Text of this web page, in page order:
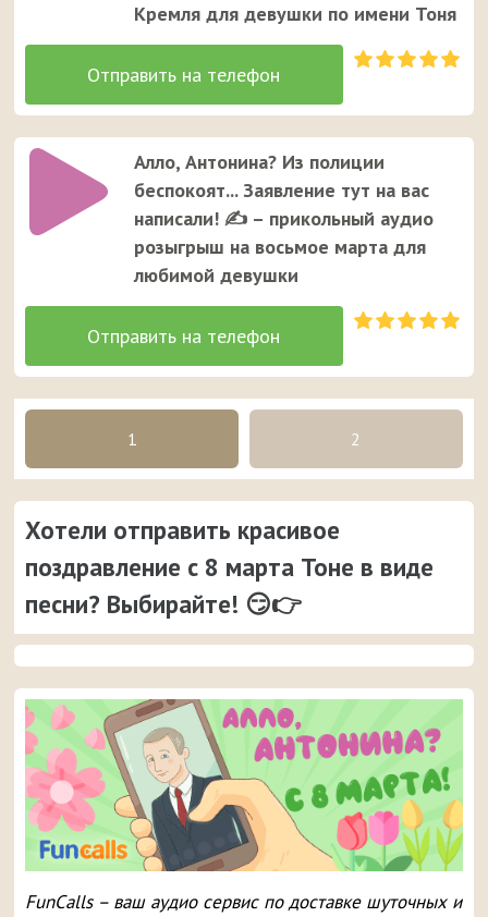
Кремля для девушки по имени Тоня
Алло, Антонина? Из полиции
беспокоят... Заявление тут на вас
написали! ✍ – прикольный аудио
розыгрыш на восьмое марта для
любимой девушки
1 2
Хотели отправить красивое
поздравление с 8 марта Тоне в виде
песни? Выбирайте! 😏👉
FunCalls – ваш аудио сервис по доставке шуточных и